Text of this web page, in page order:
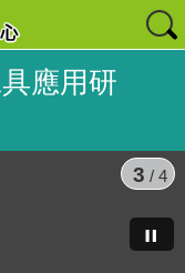
應用研
3 / 4